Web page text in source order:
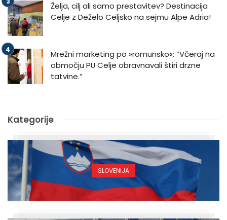
Želja, cilj ali samo prestavitev? Destinacija
Celje z Deželo Celjsko na sejmu Alpe Adria!
Mrežni marketing po »romunsko«: “Včeraj na
območju PU Celje obravnavali štiri drzne
tatvine.”
Kategorije
SLOVENIJA